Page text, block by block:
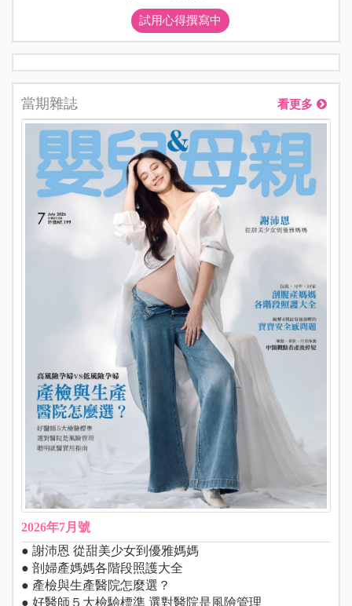
試用心得撰寫中
當期雜誌 看更多
2026年7月號
● 謝沛恩 從甜美少女到優雅媽媽
● 剖婦產媽媽各階段照護大全
● 產檢與生產醫院怎麼選？
● 好醫師５大檢驗標準 選對醫院是風險管理